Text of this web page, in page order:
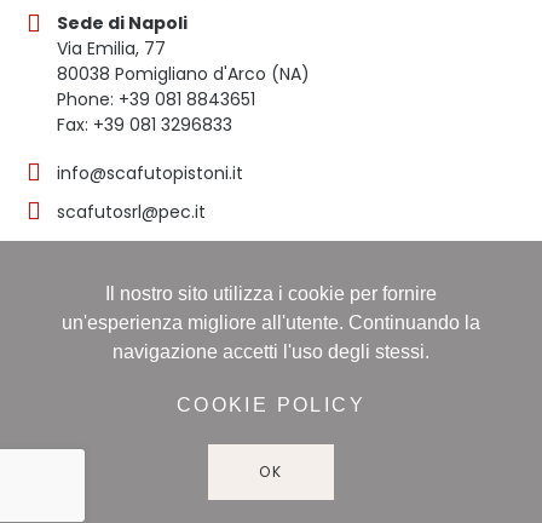
Sede di Napoli
Via Emilia, 77
80038 Pomigliano d'Arco (NA)
Phone: +39 081 8843651
Fax: +39 081 3296833
info@scafutopistoni.it
scafutosrl@pec.it
© 2023 SCAFUTO S.R.L. | TUTTI I DIRITTI RISERVATI | P.
IVA 03536691219
16/11/1998, Numero REA: NA-608490 - Capitale sociale:
60.000,00 i.v
Il nostro sito utilizza i cookie per fornire
un'esperienza migliore all'utente. Continuando la
navigazione accetti l'uso degli stessi.
COOKIE POLICY
OK